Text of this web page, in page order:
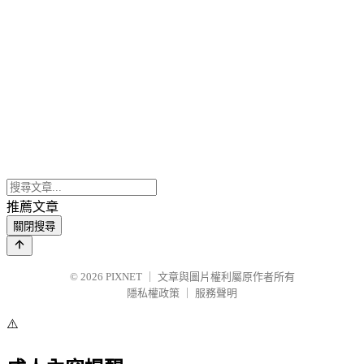
推薦文章
關閉搜尋
© 2026 PIXNET
文章與圖片權利屬原作者所有
隱私權政策
服務聲明
⚠️